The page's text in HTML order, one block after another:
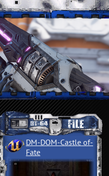
DM-DOM-Castle of­
Fate